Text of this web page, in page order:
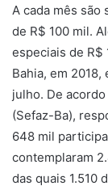
A cada mês são
de R$ 100 mil.
especiais de R$
Bahia, em
julho. De
(Sefaz-Ba),
648 mil
contemplaram
das quais 1.510